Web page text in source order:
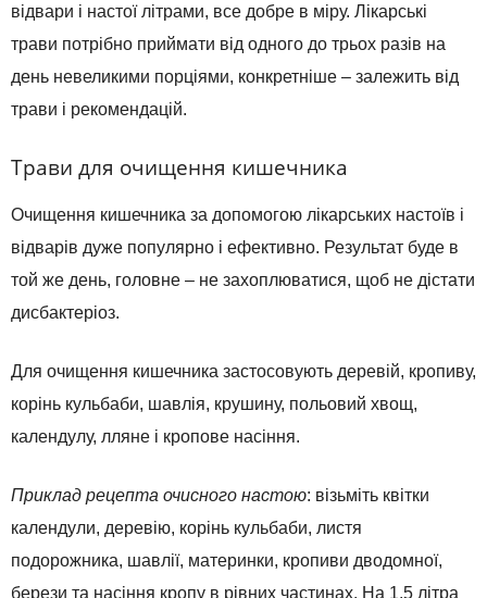
відвари і настої літрами, все добре в міру. Лікарські
трави потрібно приймати від одного до трьох разів на
день невеликими порціями, конкретніше – залежить від
трави і рекомендацій.
Трави для очищення кишечника
Очищення кишечника за допомогою лікарських настоїв і
відварів дуже популярно і ефективно. Результат буде в
той же день, головне – не захоплюватися, щоб не дістати
дисбактеріоз.
Для очищення кишечника застосовують деревій, кропиву,
корінь кульбаби, шавлія, крушину, польовий хвощ,
календулу, лляне і кропове насіння.
Приклад рецепта очисного настою: візьміть квітки
календули, деревію, корінь кульбаби, листя
подорожника, шавлії, материнки, кропиви дводомної,
берези та насіння кропу в рівних частинах. На 1.5 літра